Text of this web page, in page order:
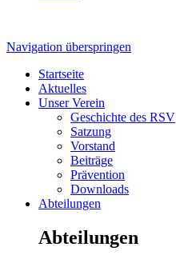
Navigation überspringen
Startseite
Aktuelles
Unser Verein
Geschichte des RSV
Satzung
Vorstand
Beiträge
Prävention
Downloads
Abteilungen
Abteilungen